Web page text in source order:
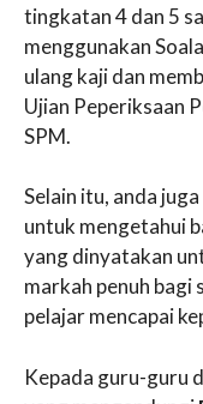
tingkatan 4 dan 5
menggunakan
ulang kaji dan
Ujian Peperiksaan
SPM.
Selain itu, anda
untuk mengetahui
yang dinyatakan
markah penuh bagi
pelajar mencapai
Kepada guru-guru